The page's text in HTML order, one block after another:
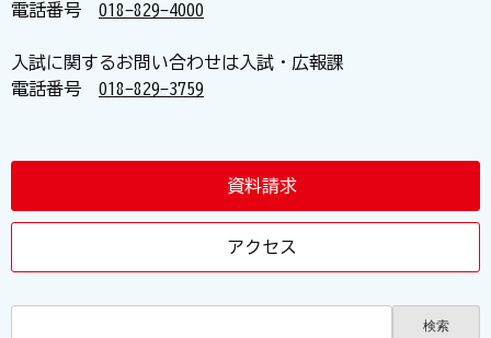
電話番号 018-829-4000
入試に関するお問い合わせは入試・広報課
電話番号 018-829-3759
資料請求
アクセス